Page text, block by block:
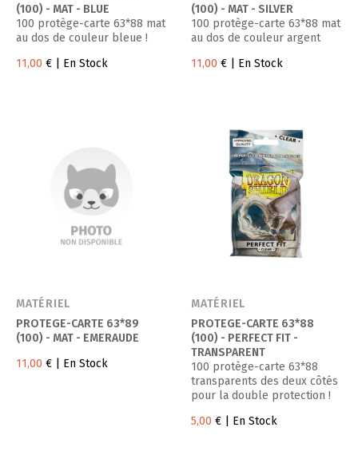
(100) - MAT - BLUE
100 protège-carte 63*88 mat
au dos de couleur bleue !
11,00 € | En Stock
(100) - MAT - SILVER
100 protège-carte 63*88 mat
au dos de couleur argent
11,00 € | En Stock
MATÉRIEL
PROTEGE-CARTE 63*89
(100) - MAT - EMERAUDE
11,00 € | En Stock
MATÉRIEL
PROTEGE-CARTE 63*88
(100) - PERFECT FIT -
TRANSPARENT
100 protège-carte 63*88
transparents des deux côtés
pour la double protection !
5,00 € | En Stock